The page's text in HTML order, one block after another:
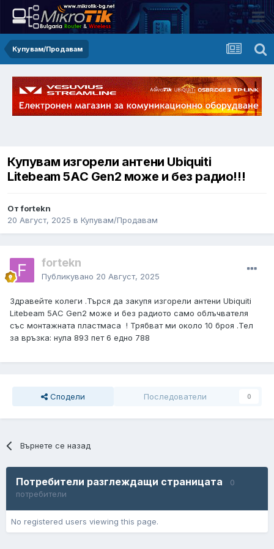
Купувам/Продавам
Купувам изгорели антени Ubiquiti
Litebeam 5AC Gen2 може и без радио!!!
От fortekn
20 Август, 2025 в Купувам/Продавам
fortekn
Публикувано 20 Август, 2025
Здравейте колеги .Търся да закупя изгорели антени Ubiquiti
Litebeam 5AC Gen2 може и без радиото само облъчвателя
със монтажната пластмаса ! Трябват ми около 10 броя .Тел
за връзка: нула 893 пет 6 едно 788
Сподели Последователи 0
Върнете се назад
Потребители разглеждащи страницата
0
потребители
No registered users viewing this page.